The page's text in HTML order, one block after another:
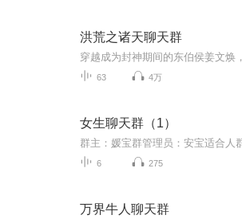
洪荒之诸天聊天群
63 4万
女生聊天群（1）
6 275
万界牛人聊天群